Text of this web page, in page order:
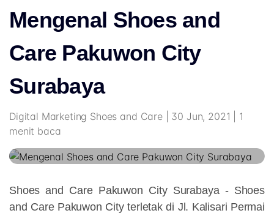
Mengenal Shoes and
Care Pakuwon City
Surabaya
Digital Marketing Shoes and Care | 30 Jun, 2021 | 1
menit baca
Shoes and Care Pakuwon City Surabaya - Shoes
and Care Pakuwon City terletak di Jl. Kalisari Permai